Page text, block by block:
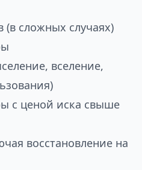
(в сложных случаях)
вселение,
с ценой иска свыше
восстановление на